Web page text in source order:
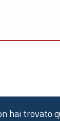
hai trovato